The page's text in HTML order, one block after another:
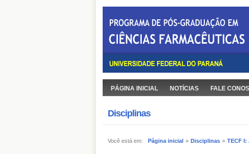
PÁGINA INICIAL NOTÍCIAS FALE
Disciplinas
Você está em: Página inicial » Disciplinas » TECF I: